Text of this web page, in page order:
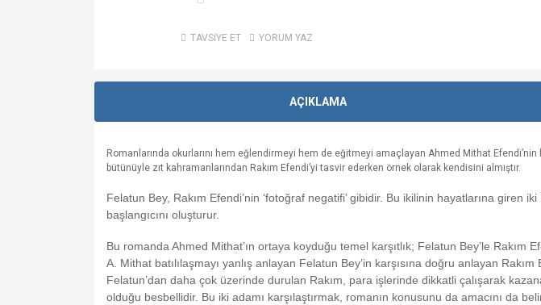
TAVSİYE ET YORUM YAZ
AÇIKLAMA
Romanlarında okurlarını hem eğlendirmeyi hem de eğitmeyi amaçlayan Ahmed Mithat
bütünüyle zıt kahramanlarından Rakım Efendi’yi tasvir ederken örnek olarak kendisini almıştır.
Felatun Bey, Rakım Efendi’nin ‘fotoğraf negatifi’ gibidir. Bu ikilinin hayatlarına
başlangıcını oluşturur.
Bu romanda Ahmed Mithat’ın ortaya koyduğu temel karşıtlık; Felatun Bey’le Rakım
A. Mithat batılılaşmayı yanlış anlayan Felatun Bey’in karşısına doğru anlayan
Felatun’dan daha çok üzerinde durulan Rakım, para işlerinde dikkatli çalışarak
olduğu besbellidir. Bu iki adamı karşılaştırmak, romanın konusunu da amacını da